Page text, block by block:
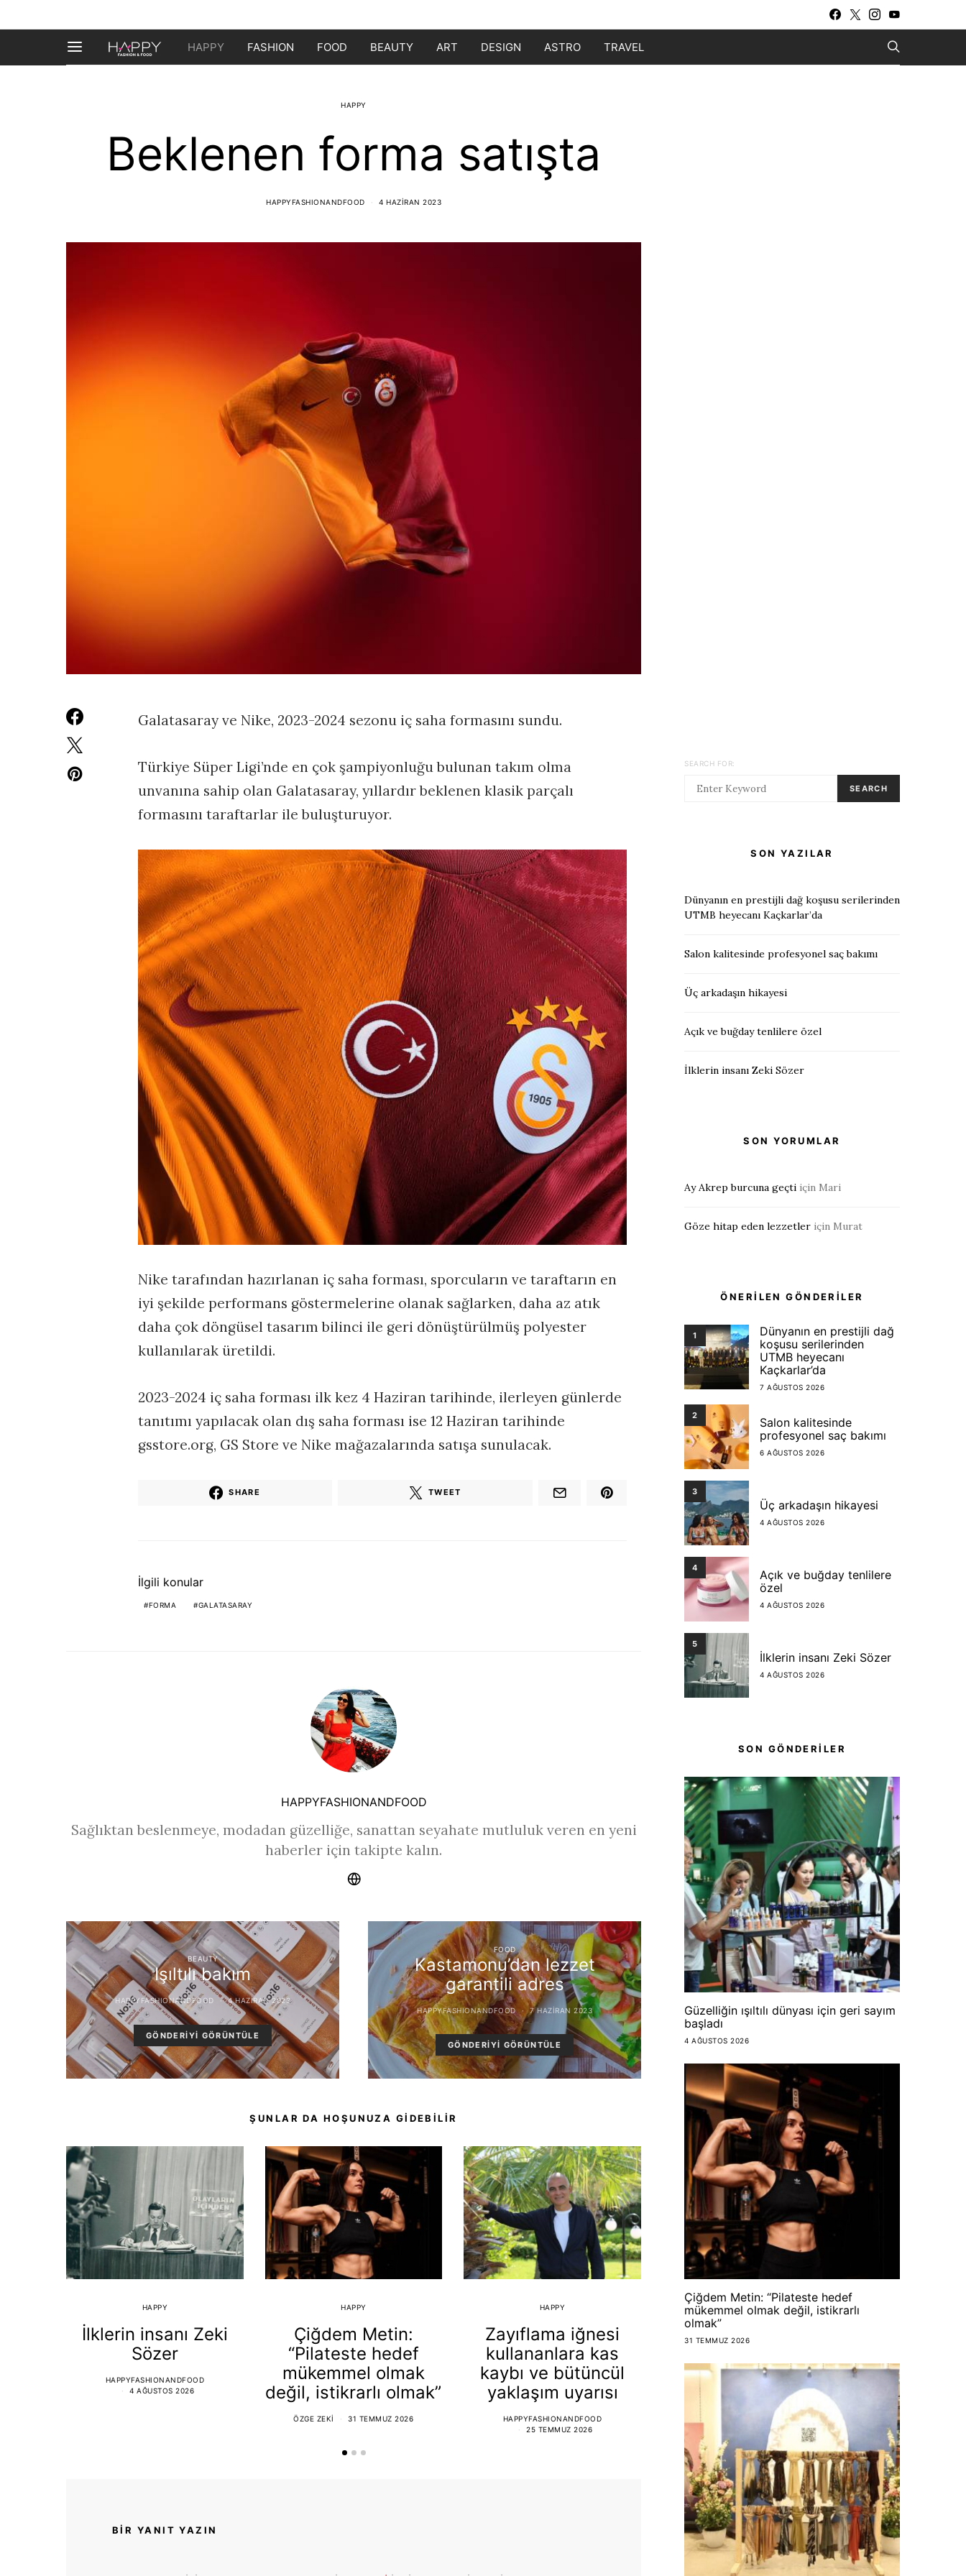
HAPPY FASHION FOOD BEAUTY ART DESIGN ASTRO TRAVEL
HAPPY
Beklenen forma satışta
HAPPYFASHIONANDFOOD 4 HAZIRAN 2023
Galatasaray ve Nike, 2023-2024 sezonu iç saha formasını sundu.
Türkiye Süper Ligi’nde en çok şampiyonluğu bulunan takım olma
unvanına sahip olan Galatasaray, yıllardır beklenen klasik parçalı
formasını taraftarlar ile buluşturuyor.
Nike tarafından hazırlanan iç saha forması, sporcuların ve taraftarın en
iyi şekilde performans göstermelerine olanak sağlarken, daha az atık
daha çok döngüsel tasarım bilinci ile geri dönüştürülmüş polyester
kullanılarak üretildi.
2023-2024 iç saha forması ilk kez 4 Haziran tarihinde, ilerleyen günlerde
tanıtımı yapılacak olan dış saha forması ise 12 Haziran tarihinde
gsstore.org, GS Store ve Nike mağazalarında satışa sunulacak.
SHARE TWEET
İlgili konular
FORMA GALATASARAY
HAPPYFASHIONANDFOOD
Sağlıktan beslenmeye, modadan güzelliğe, sanattan seyahate mutluluk veren en yeni
haberler için takipte kalın.
BEAUTY
Işıltılı bakım
HAPPYFASHIONANDFOOD 4 HAZIRAN 2023
GÖNDERIYI GÖRÜNTÜLE
FOOD
Kastamonu’dan lezzet
garantili adres
HAPPYFASHIONANDFOOD 7 HAZIRAN 2023
GÖNDERIYI GÖRÜNTÜLE
ŞUNLAR DA HOŞUNUZA GIDEBILIR
HAPPY
İlklerin insanı Zeki
Sözer
HAPPYFASHIONANDFOOD
4 AĞUSTOS 2026
HAPPY
Çiğdem Metin:
“Pilateste hedef
mükemmel olmak
değil, istikrarlı olmak”
ÖZGE ZEKI 31 TEMMUZ 2026
HAPPY
Zayıflama iğnesi
kullananlara kas
kaybı ve bütüncül
yaklaşım uyarısı
HAPPYFASHIONANDFOOD
25 TEMMUZ 2026
HAPPY
Joyo Kids Club’ın
günü partilerinin yeni
HAPPYFASHIONANDFOOD
17 TEMMUZ 2026
vermeye
BIR YANIT YAZIN
SEARCH FOR:
SEARCH
SON YAZILAR
Dünyanın en prestijli dağ koşusu serilerinden
UTMB heyecanı Kaçkarlar’da
Salon kalitesinde profesyonel saç bakımı
Üç arkadaşın hikayesi
Açık ve buğday tenlilere özel
İlklerin insanı Zeki Sözer
SON YORUMLAR
Ay Akrep burcuna geçti için Mari
Göze hitap eden lezzetler için Murat
ÖNERİLEN GÖNDERİLER
1
Dünyanın en prestijli dağ
koşusu serilerinden
UTMB heyecanı
Kaçkarlar’da
7 AĞUSTOS 2026
2
Salon kalitesinde
profesyonel saç bakımı
6 AĞUSTOS 2026
3
Üç arkadaşın hikayesi
4 AĞUSTOS 2026
4
Açık ve buğday tenlilere
özel
4 AĞUSTOS 2026
5
İlklerin insanı Zeki Sözer
4 AĞUSTOS 2026
SON GÖNDERİLER
Güzelliğin ışıltılı dünyası için geri sayım
başladı
4 AĞUSTOS 2026
Çiğdem Metin: “Pilateste hedef
mükemmel olmak değil, istikrarlı
olmak”
31 TEMMUZ 2026